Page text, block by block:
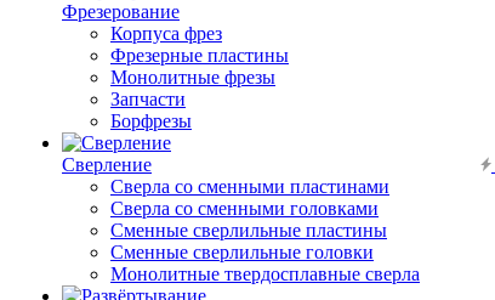
Фрезерование
Корпуса фрез
Фрезерные пластины
Монолитные фрезы
Запчасти
Борфрезы
Сверление
Сверла со сменными пластинами
Сверла со сменными головками
Сменные сверлильные пластины
Сменные сверлильные головки
Монолитные твердосплавные сверла